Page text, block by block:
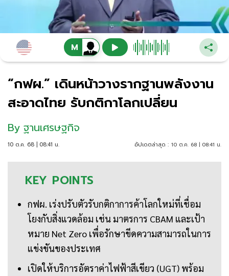
“กฟผ.” เดินหน้าวางรากฐานพลังงาน
สะอาดไทย รับกติกาโลกเปลี่ยน
By ฐานเศรษฐกิจ
10 ต.ค. 68 | 08:41 น. อัปเดตล่าสุด : 10 ต.ค. 68 | 08:41 น.
KEY POINTS
กฟผ. เร่งปรับตัวรับกติกาการค้าโลกใหม่ที่เชื่อม
โยงกับสิ่งแวดล้อม เช่น มาตรการ CBAM และเป้า
หมาย Net Zero เพื่อรักษาขีดความสามารถในการ
แข่งขันของประเทศ
เปิดให้บริการอัตราค่าไฟฟ้าสีเขียว (UGT) พร้อม